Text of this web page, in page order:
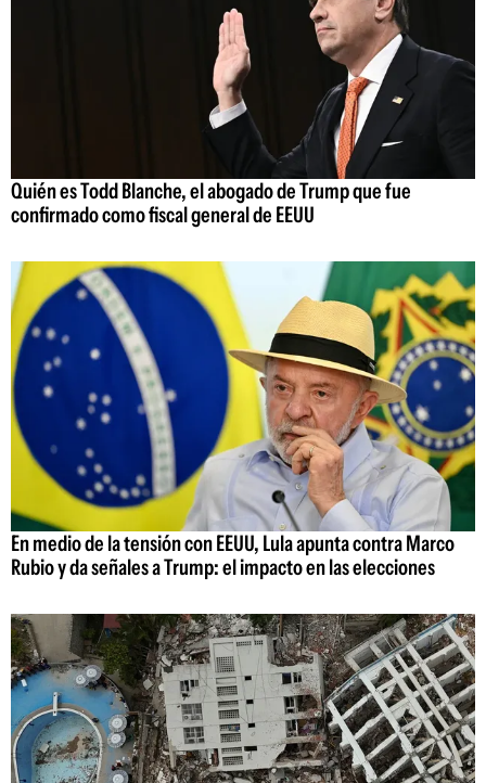
Quién es Todd Blanche, el abogado de Trump que fue
confirmado como fiscal general de EEUU
En medio de la tensión con EEUU, Lula apunta contra Marco
Rubio y da señales a Trump: el impacto en las elecciones